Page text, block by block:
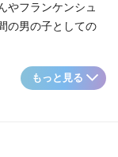
やフランケンシュ
の男の子としての
もっと見る